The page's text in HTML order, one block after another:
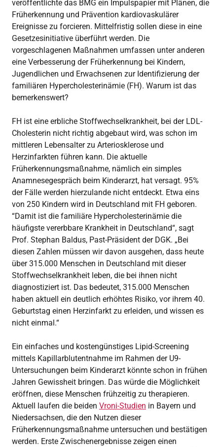
veröffentlichte das BMG ein Impulspapier mit Plänen, die
Früherkennung und Prävention kardiovaskulärer
Ereignisse zu forcieren. Mittelfristig sollen diese in eine
Gesetzesinitiative überführt werden. Die
vorgeschlagenen Maßnahmen umfassen unter anderen
eine Verbesserung der Früherkennung bei Kindern,
Jugendlichen und Erwachsenen zur Identifizierung der
familiären Hypercholesterinämie (FH). Warum ist das
bemerkenswert?
FH ist eine erbliche Stoffwechselkrankheit, bei der LDL-
Cholesterin nicht richtig abgebaut wird, was schon im
mittleren Lebensalter zu Arteriosklerose und
Herzinfarkten führen kann. Die aktuelle
Früherkennungsmaßnahme, nämlich ein simples
Anamnesegespräch beim Kinderarzt, hat versagt. 95%
der Fälle werden hierzulande nicht entdeckt. Etwa eins
von 250 Kindern wird in Deutschland mit FH geboren.
“Damit ist die familiäre Hypercholesterinämie die
häufigste vererbbare Krankheit in Deutschland“, sagt
Prof. Stephan Baldus, Past-Präsident der DGK. „Bei
diesen Zahlen müssen wir davon ausgehen, dass heute
über 315.000 Menschen in Deutschland mit dieser
Stoffwechselkrankheit leben, die bei ihnen nicht
diagnostiziert ist. Das bedeutet, 315.000 Menschen
haben aktuell ein deutlich erhöhtes Risiko, vor ihrem 40.
Geburtstag einen Herzinfarkt zu erleiden, und wissen es
nicht einmal.“
Ein einfaches und kostengünstiges Lipid-Screening
mittels Kapillarblutentnahme im Rahmen der U9-
Untersuchungen beim Kinderarzt könnte schon in frühen
Jahren Gewissheit bringen. Das würde die Möglichkeit
eröffnen, diese Menschen frühzeitig zu therapieren.
Aktuell laufen die beiden Vroni-Studien in Bayern und
Niedersachsen, die den Nutzen dieser
Früherkennungsmaßnahme untersuchen und bestätigen
werden. Erste Zwischenergebnisse zeigen einen